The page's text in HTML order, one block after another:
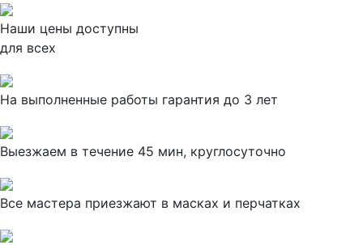
Наши цены доступны
для всех
На выполненные работы гарантия до 3 лет
Выезжаем в течение 45 мин, круглосуточно
Все мастера приезжают в масках и перчатках